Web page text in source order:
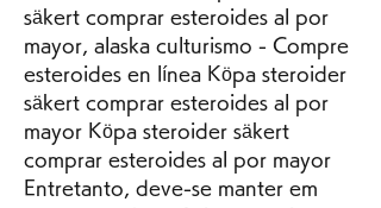
säkert comprar esteroides al por
mayor, alaska culturismo - Compre
esteroides en línea Köpa steroider
säkert comprar esteroides al por
mayor Köpa steroider säkert
comprar esteroides al por mayor
Entretanto, deve-se manter em